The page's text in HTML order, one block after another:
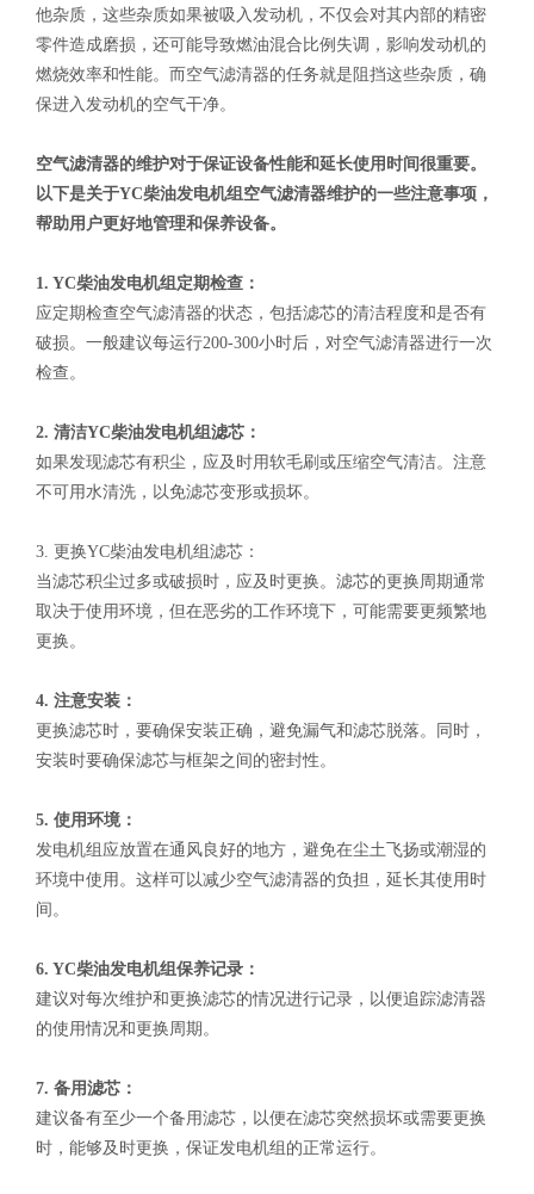
他杂质，这些杂质如果被吸入发动机，不仅会对其内部的精密
零件造成磨损，还可能导致燃油混合比例失调，影响发动机的
燃烧效率和性能。而空气滤清器的任务就是阻挡这些杂质，确
保进入发动机的空气干净。
空气滤清器的维护对于保证设备性能和延长使用时间很重要。
以下是关于YC柴油发电机组空气滤清器维护的一些注意事项，
帮助用户更好地管理和保养设备。
1. YC柴油发电机组定期检查：
应定期检查空气滤清器的状态，包括滤芯的清洁程度和是否有
破损。一般建议每运行200-300小时后，对空气滤清器进行一次
检查。
2. 清洁YC柴油发电机组滤芯：
如果发现滤芯有积尘，应及时用软毛刷或压缩空气清洁。注意
不可用水清洗，以免滤芯变形或损坏。
3. 更换YC柴油发电机组滤芯：
当滤芯积尘过多或破损时，应及时更换。滤芯的更换周期通常
取决于使用环境，但在恶劣的工作环境下，可能需要更频繁地
更换。
4. 注意安装：
更换滤芯时，要确保安装正确，避免漏气和滤芯脱落。同时，
安装时要确保滤芯与框架之间的密封性。
5. 使用环境：
发电机组应放置在通风良好的地方，避免在尘土飞扬或潮湿的
环境中使用。这样可以减少空气滤清器的负担，延长其使用时
间。
6. YC柴油发电机组保养记录：
建议对每次维护和更换滤芯的情况进行记录，以便追踪滤清器
的使用情况和更换周期。
7. 备用滤芯：
建议备有至少一个备用滤芯，以便在滤芯突然损坏或需要更换
时，能够及时更换，保证发电机组的正常运行。